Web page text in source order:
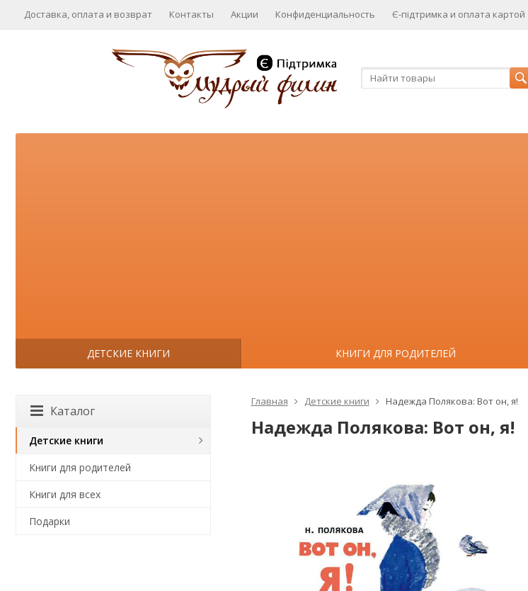
Доставка, оплата и возврат Контакты Акции Конфиденциальность Є-підтримка и оплата картой
ДЕТСКИЕ КНИГИ КНИГИ ДЛЯ РОДИТЕЛЕЙ
Главная Детские книги Надежда Полякова: Вот он, я!
Надежда Полякова: Вот он, я!
Каталог
Детские книги
Книги для родителей
Книги для всех
Подарки